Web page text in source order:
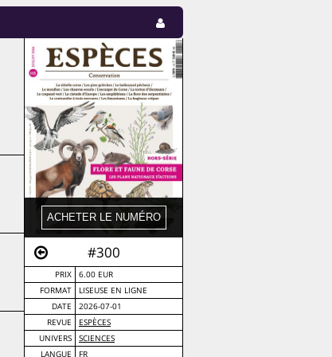
#300
PRIX
6.00 EUR
FORMAT
LISEUSE EN LIGNE
DATE
2026-07-01
REVUE
ESPÈCES
UNIVERS
SCIENCES
LANGUE
FR